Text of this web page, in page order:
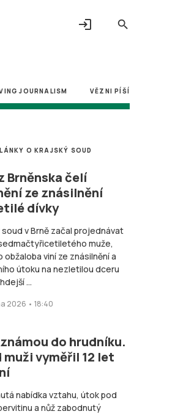
search
login
JOURNALISM VĚZNI PÍŠÍ
O KRAJSKÝ SOUD
Brněnska čelí
ze znásilnění
dívky
soud v Brně začal projednávat
muže,
obžaloba viní ze znásilnění a
útoku na nezletilou dceru
...
2026 • 18:40
do hrudníku.
muži vyměřil 12 let
nabídka vztahu, útok pod
a nůž zabodnutý